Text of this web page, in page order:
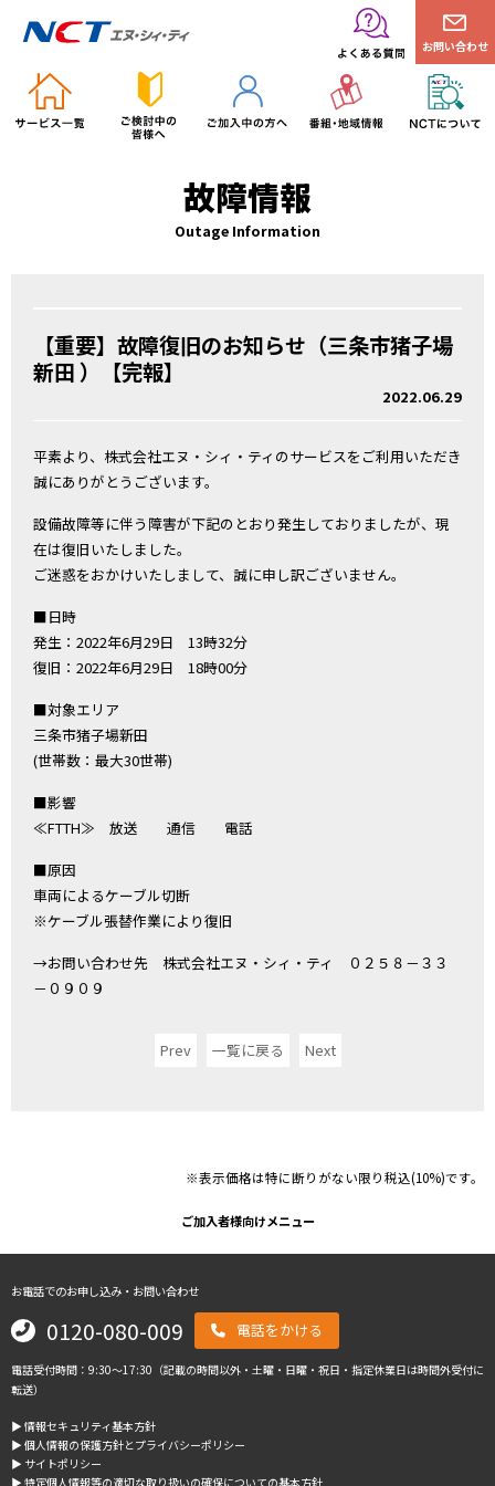
お問い合わせ
故障情報
Outage Information
【重要】故障復旧のお知らせ（三条市猪子場
新田 ）【完報】
2022.06.29
平素より、株式会社エヌ・シィ・ティのサービスをご利用いただき
誠にありがとうございます。
設備故障等に伴う障害が下記のとおり発生しておりましたが、現
在は復旧いたしました。
ご迷惑をおかけいたしまして、誠に申し訳ございません。
■日時
発生：2022年6月29日 13時32分
復旧：2022年6月29日 18時00分
■対象エリア
三条市猪子場新田
(世帯数：最大30世帯)
■影響
≪FTTH≫ 放送 通信 電話
■原因
車両によるケーブル切断
※ケーブル張替作業により復旧
→お問い合わせ先 株式会社エヌ・シィ・ティ ０２５８－３３
－０９０９
Prev 一覧に戻る Next
※表示価格は特に断りがない限り税込(10%)です。
ご加入者様向けメニュー
お電話でのお申し込み・お問い合わせ
0120-080-009 電話をかける
電話受付時間：9:30～17:30（記載の時間以外・土曜・日曜・祝日・指定休業日は時間外受付に
転送）
▶︎ 情報セキュリティ基本方針
▶︎ 個人情報の保護方針とプライバシーポリシー
▶︎ サイトポリシー
▶︎ 特定個人情報等の適切な取り扱いの確保についての基本方針